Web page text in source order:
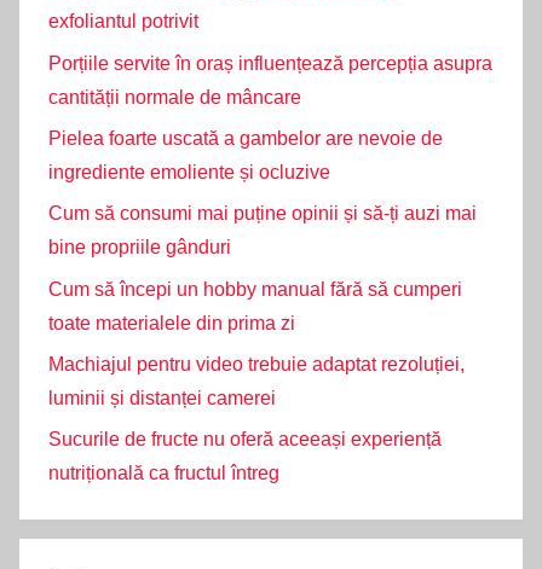
exfoliantul potrivit
Porțiile servite în oraș influențează percepția asupra
cantității normale de mâncare
Pielea foarte uscată a gambelor are nevoie de
ingrediente emoliente și ocluzive
Cum să consumi mai puține opinii și să-ți auzi mai
bine propriile gânduri
Cum să începi un hobby manual fără să cumperi
toate materialele din prima zi
Machiajul pentru video trebuie adaptat rezoluției,
luminii și distanței camerei
Sucurile de fructe nu oferă aceeași experiență
nutrițională ca fructul întreg